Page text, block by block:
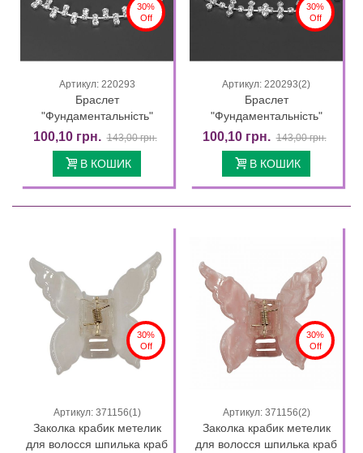
30%
Off
Артикул: 220293
Браслет
"Фундаментальність"
100,10 грн. 143,00 грн.
В КОШИК
30%
Off
Артикул: 220293(2)
Браслет
"Фундаментальність"
100,10 грн. 143,00 грн.
В КОШИК
30%
Off
Артикул: 371156(1)
Заколка крабик метелик
для волосся шпилька краб
30%
Off
Артикул: 371156(2)
Заколка крабик метелик
для волосся шпилька краб